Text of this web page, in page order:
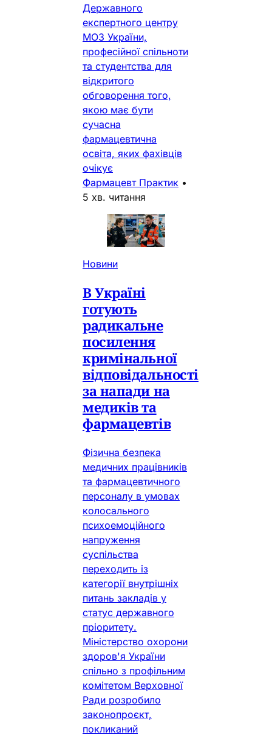
Державного
експертного центру
МОЗ України,
професійної спільноти
та студентства для
відкритого
обговорення того,
якою має бути
сучасна
фармацевтична
освіта, яких фахівців
очікує
Фармацевт Практик •
5 хв. читання
Новини
В Україні
готують
радикальне
посилення
кримінальної
відповідальності
за напади на
медиків та
фармацевтів
Фізична безпека
медичних працівників
та фармацевтичного
персоналу в умовах
колосального
психоемоційного
напруження
суспільства
переходить із
категорії внутрішніх
питань закладів у
статус державного
пріоритету.
Міністерство охорони
здоров'я України
спільно з профільним
комітетом Верховної
Ради розробило
законопроєкт,
покликаний